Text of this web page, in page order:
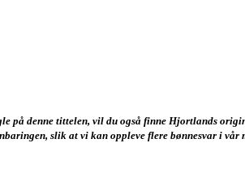
på denne tittelen, vil du også finne Hjortlands
slik at vi kan oppleve flere bønnesvar i vår